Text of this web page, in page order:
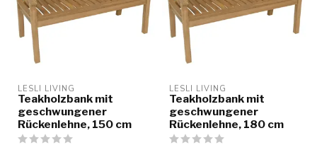
LESLI LIVING
Teakholzbank mit
geschwungener
Rückenlehne, 150 cm
LESLI LIVING
Teakholzbank mit
geschwungener
Rückenlehne, 180 cm